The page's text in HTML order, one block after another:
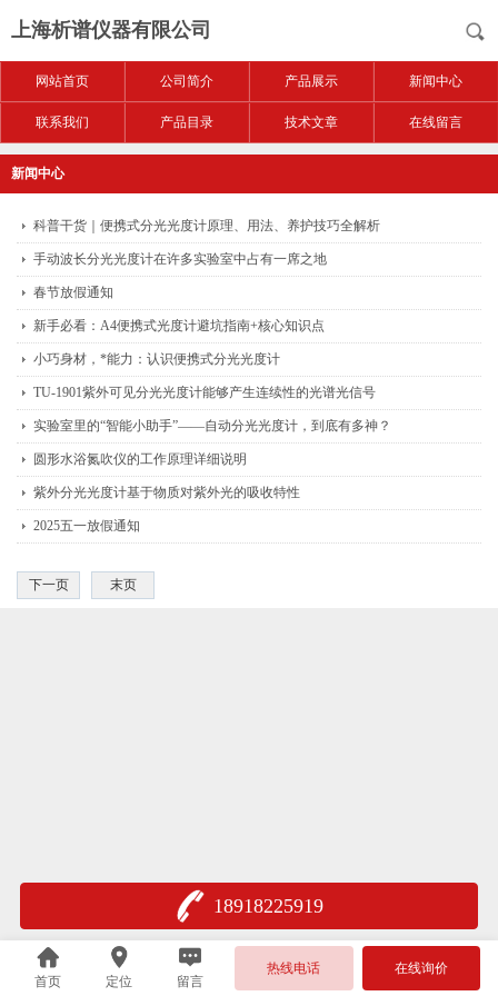
上海析谱仪器有限公司
网站首页 公司简介 产品展示 新闻中心
联系我们 产品目录 技术文章 在线留言
新闻中心
科普干货｜便携式分光光度计原理、用法、养护技巧全解析
手动波长分光光度计在许多实验室中占有一席之地
春节放假通知
新手必看：A4便携式光度计避坑指南+核心知识点
小巧身材，*能力：认识便携式分光光度计
TU-1901紫外可见分光光度计能够产生连续性的光谱光信号
实验室里的“智能小助手”——自动分光光度计，到底有多神？
圆形水浴氮吹仪的工作原理详细说明
紫外分光光度计基于物质对紫外光的吸收特性
2025五一放假通知
下一页 末页
18918225919
首页 定位 留言
热线电话 在线询价